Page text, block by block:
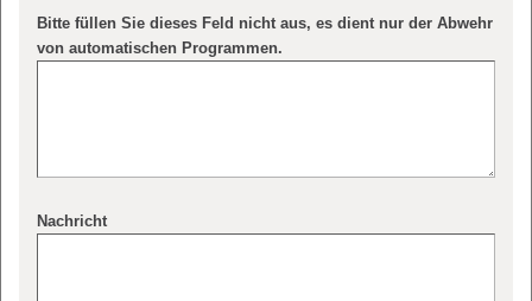
Bitte füllen Sie dieses Feld nicht aus, es dient nur der Abwehr
von automatischen Programmen.
Nachricht